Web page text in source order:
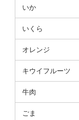
いか
いくら
オレンジ
キウイフルーツ
牛肉
ごま